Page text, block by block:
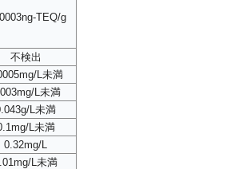
TEQ/g
不検出
L未満
L未満
L未満
L未満
0.32mg/L
L未満